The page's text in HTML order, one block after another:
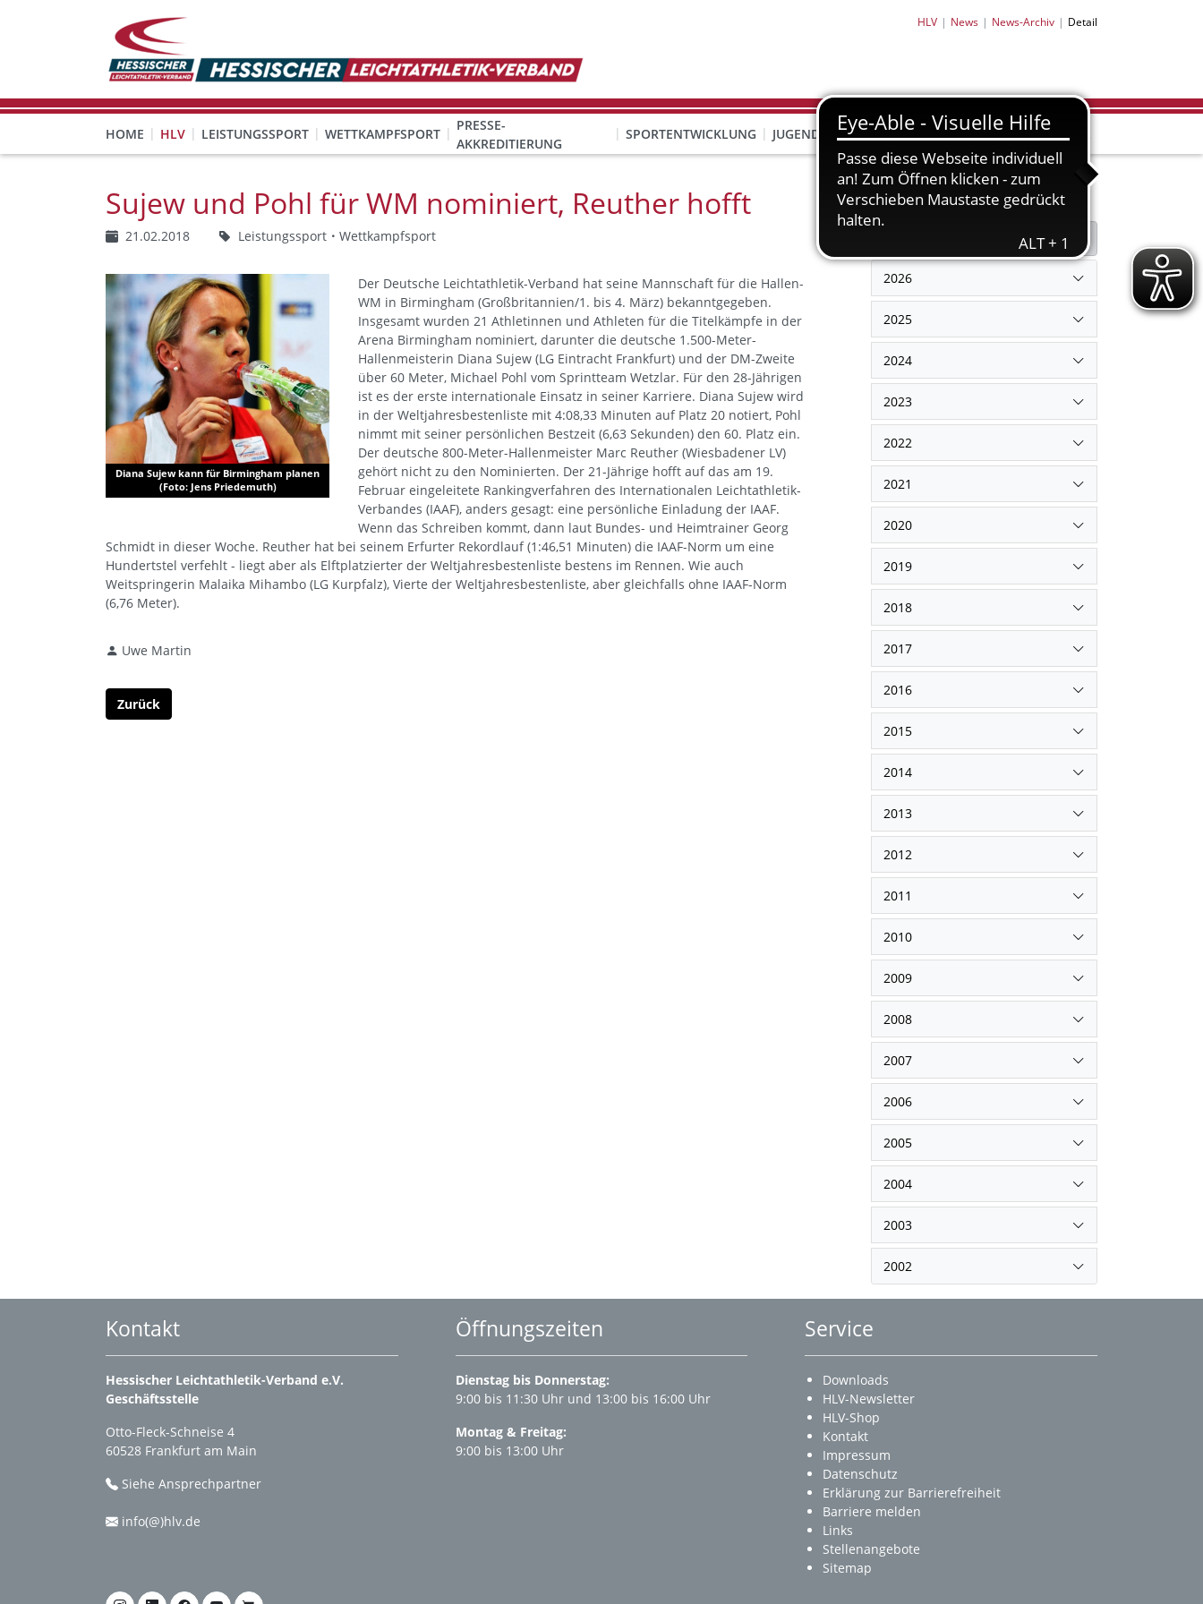
HLV News News-Archiv Detail
HOME HLV LEISTUNGSSPORT WETTKAMPFSPORT
PRESSE-
AKKREDITIERUNG
SPORTENTWICKLUNG JUGEND BILDUNG
HLV-
PARTNER
HLV-
SHOP
Sujew und Pohl für WM nominiert, Reuther hofft
21.02.2018 Leistungssport Wettkampfsport
Diana Sujew kann für Birmingham planen
(Foto: Jens Priedemuth)
Der Deutsche Leichtathletik-Verband hat seine Mannschaft für die Hallen-
WM in Birmingham (Großbritannien/1. bis 4. März) bekanntgegeben.
Insgesamt wurden 21 Athletinnen und Athleten für die Titelkämpfe in der
Arena Birmingham nominiert, darunter die deutsche 1.500-Meter-
Hallenmeisterin Diana Sujew (LG Eintracht Frankfurt) und der DM-Zweite
über 60 Meter, Michael Pohl vom Sprintteam Wetzlar. Für den 28-Jährigen
ist es der erste internationale Einsatz in seiner Karriere. Diana Sujew wird
in der Weltjahresbestenliste mit 4:08,33 Minuten auf Platz 20 notiert, Pohl
nimmt mit seiner persönlichen Bestzeit (6,63 Sekunden) den 60. Platz ein.
Der deutsche 800-Meter-Hallenmeister Marc Reuther (Wiesbadener LV)
gehört nicht zu den Nominierten. Der 21-Jährige hofft auf das am 19.
Februar eingeleitete Rankingverfahren des Internationalen Leichtathletik-
Verbandes (IAAF), anders gesagt: eine persönliche Einladung der IAAF.
Wenn das Schreiben kommt, dann laut Bundes- und Heimtrainer Georg
Schmidt in dieser Woche. Reuther hat bei seinem Erfurter Rekordlauf (1:46,51 Minuten) die IAAF-Norm um eine
Hundertstel verfehlt - liegt aber als Elftplatzierter der Weltjahresbestenliste bestens im Rennen. Wie auch
Weitspringerin Malaika Mihambo (LG Kurpfalz), Vierte der Weltjahresbestenliste, aber gleichfalls ohne IAAF-Norm
(6,76 Meter).
Uwe Martin
Zurück
Filter
2026
2025
2024
2023
2022
2021
2020
2019
2018
2017
2016
2015
2014
2013
2012
2011
2010
2009
2008
2007
2006
2005
2004
2003
2002
Kontakt
Hessischer Leichtathletik-Verband e.V.
Geschäftsstelle
Otto-Fleck-Schneise 4
60528 Frankfurt am Main
Siehe Ansprechpartner
info(@)hlv.de
Öffnungszeiten
Dienstag bis Donnerstag:
9:00 bis 11:30 Uhr und 13:00 bis 16:00 Uhr
Montag & Freitag:
9:00 bis 13:00 Uhr
Service
Downloads
HLV-Newsletter
HLV-Shop
Kontakt
Impressum
Datenschutz
Erklärung zur Barrierefreiheit
Barriere melden
Links
Stellenangebote
Sitemap